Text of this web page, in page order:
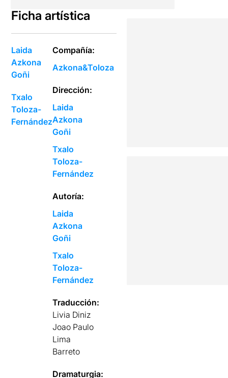
Ficha artística
Laida
Azkona
Goñi
Txalo
Toloza-
Fernández
Compañía:
Azkona&Toloza
Dirección:
Laida
Azkona
Goñi
Txalo
Toloza-
Fernández
Autoría:
Laida
Azkona
Goñi
Txalo
Toloza-
Fernández
Traducción:
Livia Diniz
Joao Paulo
Lima
Barreto
Dramaturgia: